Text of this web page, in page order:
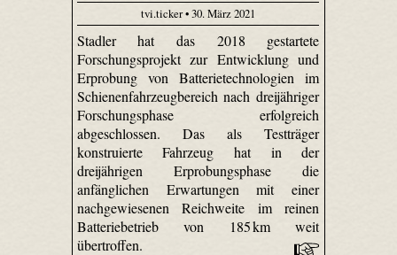
tvi.ticker • 30. März 2021
Stadler hat das 2018 gestartete
Forschungsprojekt zur Entwicklung und
Erprobung von Batterietechnologien im
Schienenfahrzeugbereich nach dreijähriger
Forschungsphase erfolgreich
abgeschlossen. Das als Testträger
konstruierte Fahrzeug hat in der
dreijährigen Erprobungsphase die
anfänglichen Erwartungen mit einer
nachgewiesenen Reichweite im reinen
Batteriebetrieb von 185 km weit
übertroffen.